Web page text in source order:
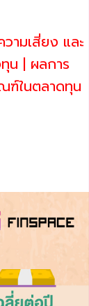
ามเสี่ยง และ
น | ผลการ
ฑ์ในตลาดทุน